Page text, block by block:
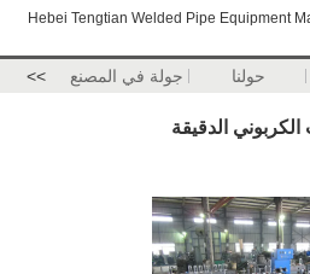
Hebei Tengtian Welded Pipe Equipment
حولنا جولة في المصنع >>